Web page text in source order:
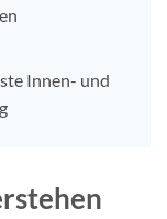
Innen- und